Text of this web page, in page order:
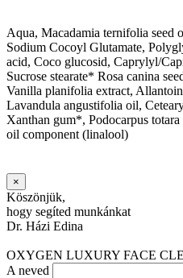
Aqua, Macadamia ternifolia seed
Sodium Cocoyl Glutamate,
acid, Coco glucosid, Caprylyl/
Sucrose stearate* Rosa canina
Vanilla planifolia extract,
Lavandula angustifolia oil,
Xanthan gum*, Podocarpus
oil component (linalool)
×
Köszönjük,
hogy segíted munkánkat
Dr. Házi Edina
OXYGEN LUXURY FACE
A neved